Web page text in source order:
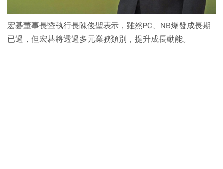
宏碁董事長暨執行長陳俊聖表示，雖然PC、NB爆發成長期
已過，但宏碁將透過多元業務類別，提升成長動能。